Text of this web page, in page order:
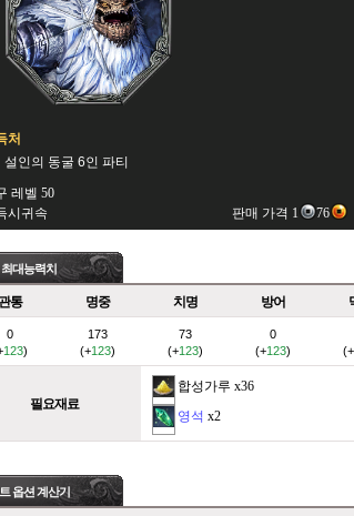
처
설인의 동굴 6인 파티
레벨 50
시귀속
판매 가격 1 76
대능력치
통 명중 치명 방어
0
123)
173
(+123)
73
(+123)
0
(+123)
(+
필요재료
합성가루 x36
영석 x2
옵션 계산기